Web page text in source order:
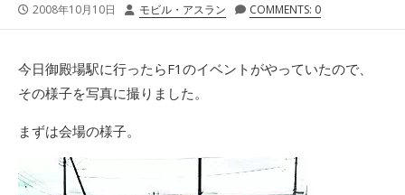
公
2008年10月10日
投
モビル・アスラン COMMENTS: 0
今日御殿場駅に行ったらF1のイベントがやっていたので、
その様子を写真に撮りました。
まずは会場の様子。